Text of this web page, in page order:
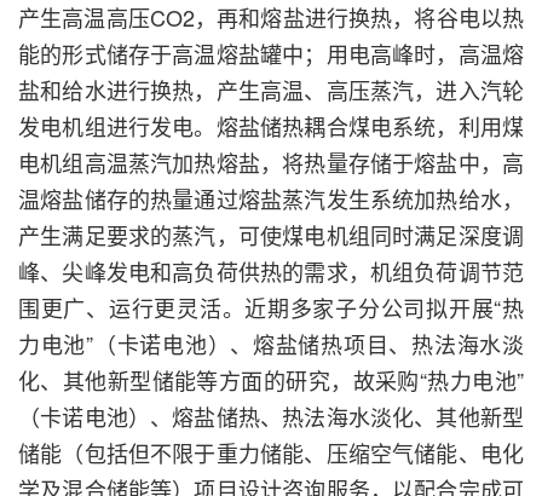
产生高温高压CO2，再和熔盐进行换热，将谷电以热
能的形式储存于高温熔盐罐中；用电高峰时，高温熔
盐和给水进行换热，产生高温、高压蒸汽，进入汽轮
发电机组进行发电。熔盐储热耦合煤电系统，利用煤
电机组高温蒸汽加热熔盐，将热量存储于熔盐中，高
温熔盐储存的热量通过熔盐蒸汽发生系统加热给水，
产生满足要求的蒸汽，可使煤电机组同时满足深度调
峰、尖峰发电和高负荷供热的需求，机组负荷调节范
围更广、运行更灵活。近期多家子分公司拟开展“热
力电池”（卡诺电池）、熔盐储热项目、热法海水淡
化、其他新型储能等方面的研究，故采购“热力电池”
（卡诺电池）、熔盐储热、热法海水淡化、其他新型
储能（包括但不限于重力储能、压缩空气储能、电化
学及混合储能等）项目设计咨询服务，以配合完成可